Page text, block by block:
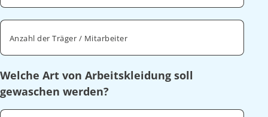
Anzahl der Träger / Mitarbeiter
Welche Art von Arbeitskleidung soll
gewaschen werden?